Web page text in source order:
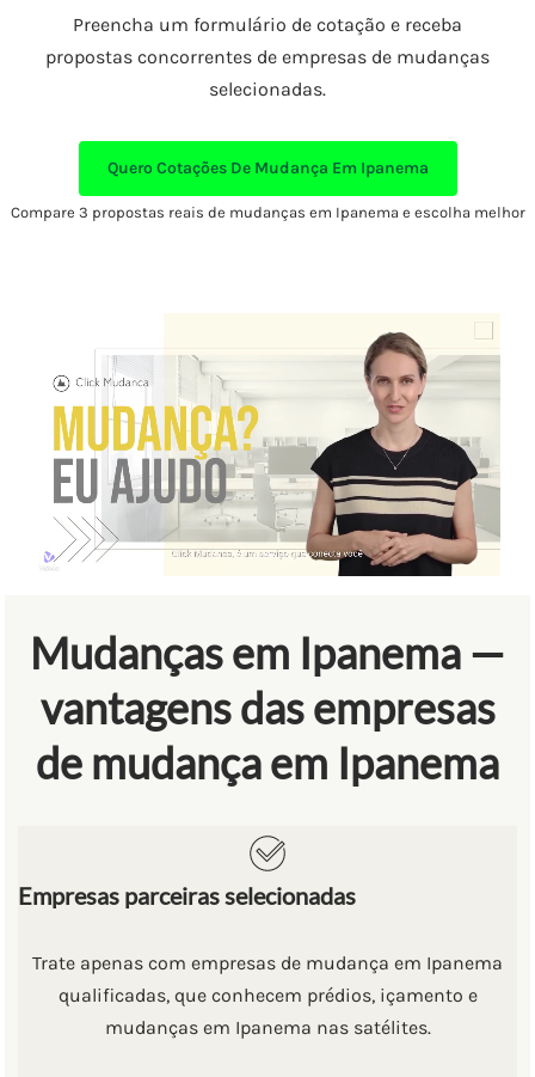
Preencha um formulário de cotação e receba
propostas concorrentes de empresas de mudanças
selecionadas.
Quero Cotações De Mudança Em Ipanema
Compare 3 propostas reais de mudanças em Ipanema e escolha melhor
Mudanças em Ipanema —
vantagens das empresas
de mudança em Ipanema
Empresas parceiras selecionadas
Trate apenas com empresas de mudança em Ipanema
qualificadas, que conhecem prédios, içamento e
mudanças em Ipanema nas satélites.